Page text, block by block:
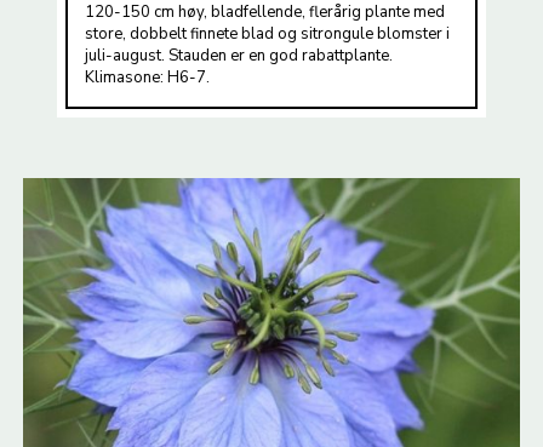
120-150 cm høy, bladfellende, flerårig plante med
store, dobbelt finnete blad og sitrongule blomster i
juli-august. Stauden er en god rabattplante.
Klimasone: H6-7.